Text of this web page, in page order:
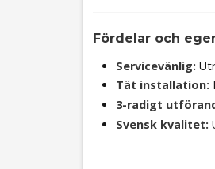
Fördelar och
Servicevänlig:
Tät installation:
3-radigt
Svensk kvalitet: